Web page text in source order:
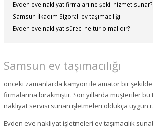
Evden eve nakliyat firmaları ne şekil hizmet sunar?
Samsun İlkadım Sigoralı ev taşımacılığı
Evden eve nakliyat süreci ne tür olmalıdır?
Samsun ev taşımacılığı
önceki zamanlarda kamyon ile amatör bir şekilde
firmalarına bırakmıştır. Son yıllarda müşteriler
nakliyat servisi sunan işletmeleri oldukça uygun
Evden eve nakliyat işletmeleri ev taşımacılık